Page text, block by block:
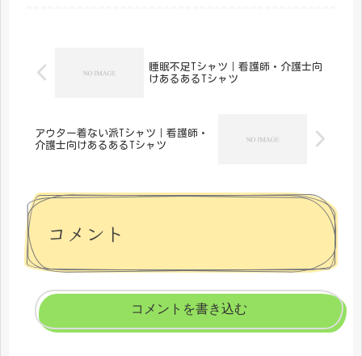
睡眠不足Tシャツ｜看護師・介護士向
けあるあるTシャツ
アウター着ない派Tシャツ｜看護師・
介護士向けあるあるTシャツ
コメント
コメントを書き込む